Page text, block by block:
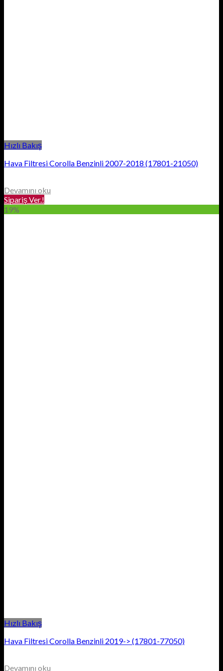
Hızlı Bakış
Hava Filtresi Corolla Benzinli 2007-2018 (17801-21050)
Devamını oku
Sipariş Ver.!
19%
Hızlı Bakış
Hava Filtresi Corolla Benzinli 2019-> (17801-77050)
Devamını oku